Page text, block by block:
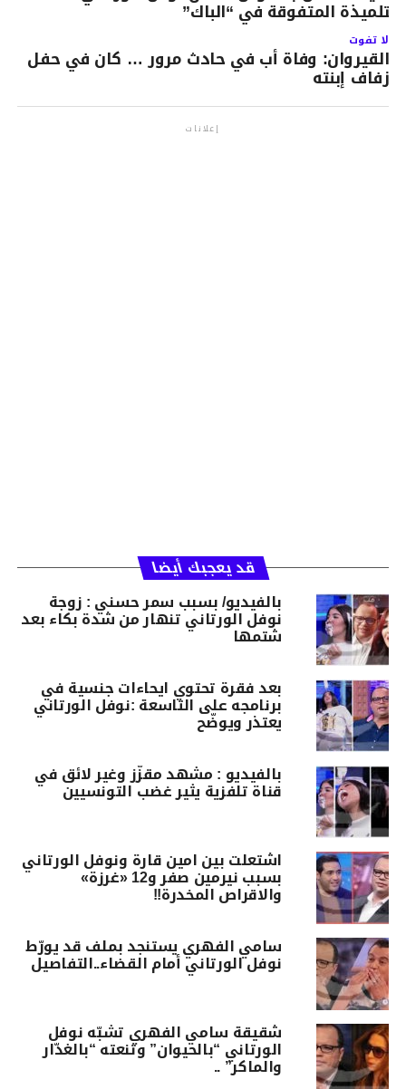
المتفوقة في “الباك”
لا تفوت
القيروان: وفاة أب في حادث مرور … كان في حفل
زفاف إبنته
إعلانات
قد يعجبك أيضا
بالفيديو/ بسبب سمر حسني : زوجة
نوفل الورتاني تنهار من شدة بكاء بعد
شتمها
بعد فقرة تحتوي ايحاءات جنسية في
برنامجه على التاسعة :نوفل الورتاني
يعتذر ويوضّح
بالفيديو : مشهد مقزّز وغير لائق في
قناة تلفزية يثير غضب التونسيين
اشتعلت بين امين قارة ونوفل الورتاني
بسبب نيرمين صفر و12 «غرزة»
والاقراص المخدرة!!
سامي الفهري يستنجد بملف قد يورّط
نوفل الورتاني أمام القضاء..التفاصيل
شقيقة سامي الفهري تشبّه نوفل
الورتاني “بالحيوان” وتنعته “بالغدّار
والماكر” ..